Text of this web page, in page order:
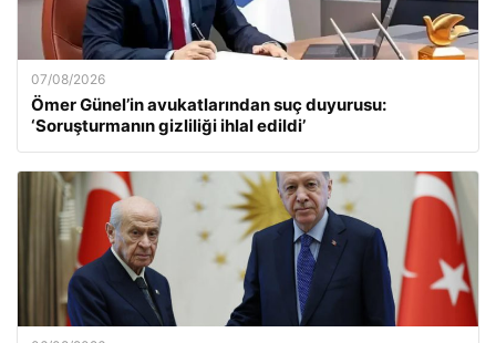
07/08/2026
Ömer Günel’in avukatlarından suç duyurusu:
‘Soruşturmanın gizliliği ihlal edildi’